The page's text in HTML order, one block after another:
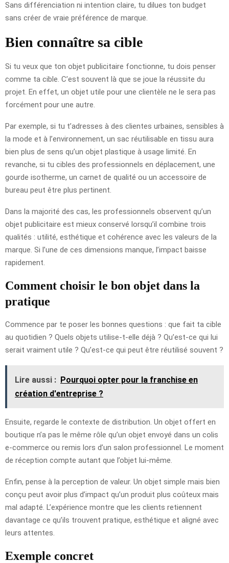
Sans différenciation ni intention claire, tu dilues ton budget
sans créer de vraie préférence de marque.
Bien connaître sa cible
Si tu veux que ton objet publicitaire fonctionne, tu dois penser
comme ta cible. C’est souvent là que se joue la réussite du
projet. En effet, un objet utile pour une clientèle ne le sera pas
forcément pour une autre.
Par exemple, si tu t’adresses à des clientes urbaines, sensibles à
la mode et à l’environnement, un sac réutilisable en tissu aura
bien plus de sens qu’un objet plastique à usage limité. En
revanche, si tu cibles des professionnels en déplacement, une
gourde isotherme, un carnet de qualité ou un accessoire de
bureau peut être plus pertinent.
Dans la majorité des cas, les professionnels observent qu’un
objet publicitaire est mieux conservé lorsqu’il combine trois
qualités : utilité, esthétique et cohérence avec les valeurs de la
marque. Si l’une de ces dimensions manque, l’impact baisse
rapidement.
Comment choisir le bon objet dans la
pratique
Commence par te poser les bonnes questions : que fait ta cible
au quotidien ? Quels objets utilise-t-elle déjà ? Qu’est-ce qui lui
serait vraiment utile ? Qu’est-ce qui peut être réutilisé souvent ?
Lire aussi : Pourquoi opter pour la franchise en
création d'entreprise ?
Ensuite, regarde le contexte de distribution. Un objet offert en
boutique n’a pas le même rôle qu’un objet envoyé dans un colis
e-commerce ou remis lors d’un salon professionnel. Le moment
de réception compte autant que l’objet lui-même.
Enfin, pense à la perception de valeur. Un objet simple mais bien
conçu peut avoir plus d’impact qu’un produit plus coûteux mais
mal adapté. L’expérience montre que les clients retiennent
davantage ce qu’ils trouvent pratique, esthétique et aligné avec
leurs attentes.
Exemple concret